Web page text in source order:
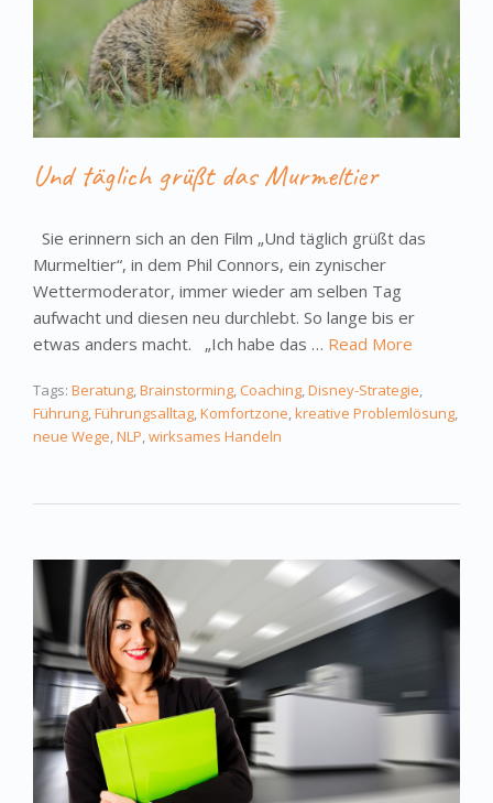
Und täglich grüßt das Murmeltier
Sie erinnern sich an den Film „Und täglich grüßt das
Murmeltier“, in dem Phil Connors, ein zynischer
Wettermoderator, immer wieder am selben Tag
aufwacht und diesen neu durchlebt. So lange bis er
etwas anders macht. „Ich habe das … Read More
Tags: Beratung,Brainstorming, Coaching,Disney-Strategie,
Führung,Führungsalltag,Komfortzone,kreative Problemlösung,
neue Wege,NLP,wirksames Handeln